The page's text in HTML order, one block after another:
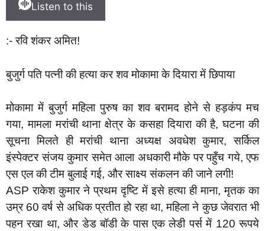
Listen to this
:- रवि शंकर अमित!
बुजुर्ग पति पत्नी की हत्या कर शव मोकामा के दियारा में छिपाया
मोकामा में बुजुर्ग महिला पुरुष का शव बरामद होने से हड़कंप मच
गया, मामला मरांची थाना क्षेत्र के कसहा दियारा की है, घटना की
सूचना मिलते ही मरांची थाना अध्यक्ष अवधेश कुमार, सर्किल
इंस्पेक्टर संजय कुमार समेत आला अधकारी मौके पर पहुँच गये, एफ
एस एल की टीम बुलाई गई, और साक्ष्य संकलन की जाने लगी!
ASP राकेश कुमार ने प्रथम दृष्टि में इसे हत्या ही माना, मृतक का
उम्र 60 वर्ष से अधिक प्रतीत हो रहा था, महिला ने कुछ जेवरात भी
पहन रखा था, और डेड बॉडी के पास एक लेडी पर्स में 120 रूपये